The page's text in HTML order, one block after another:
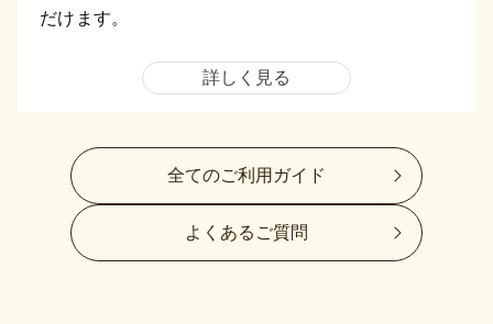
だけます。
詳しく見る
全てのご利用ガイド
よくあるご質問